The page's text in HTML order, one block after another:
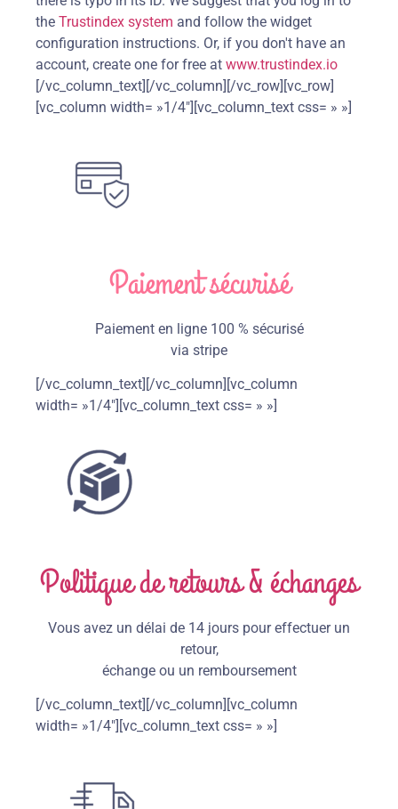
the Trustindex system and follow the widget
configuration instructions. Or, if you don't have an
account, create one for free at www.trustindex.io
[/vc_column_text][/vc_column][/vc_row][vc_row]
[vc_column width= »1/4″][vc_column_text css= » »]
Paiement sécurisé
Paiement en ligne 100 % sécurisé
via stripe
[/vc_column_text][/vc_column][vc_column
width= »1/4″][vc_column_text css= » »]
Politique de retours & échanges
Vous avez un délai de 14 jours pour effectuer un
retour,
échange ou un remboursement
[/vc_column_text][/vc_column][vc_column
width= »1/4″][vc_column_text css= » »]